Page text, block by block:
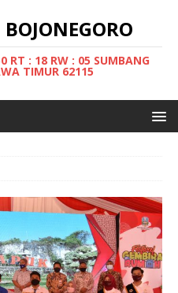
RT : 18 RW : 05 SUMBANG
TIMUR 62115